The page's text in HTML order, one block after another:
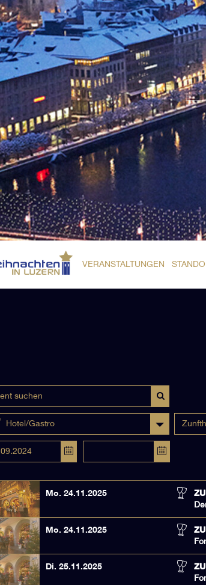
VERANSTALTUNGEN
Hotel/Gastro
Mo. 24.11.2025
Mo. 24.11.2025
Di. 25.11.2025